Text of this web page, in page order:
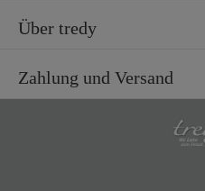
Über tredy
Zahlung und Versand